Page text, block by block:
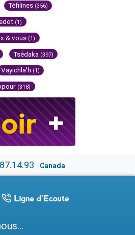
Téfilines (356)
(1)
& vous (1)
Tsédaka (397)
Vayichla'h (1)
(318)
Canada